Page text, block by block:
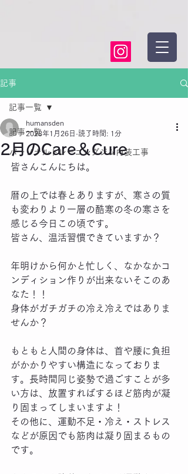
記事
記事一覧
パーソナルトレーニングジム内装工事
記事一覧
2月のCare＆Cure
humansden
2023年1月26日 読了時間: 1分
皆さんこんにちは。
暦の上では春とありますが、寒さの質
も変わりより一層の酷寒の冬の寒さを
感じる今日この頃です。
皆さん、温活習慣できていますか？
年明けから何かと忙しく、なかなかコ
ンディション作りが出来ないそこのあ
なた！！
身体がガチガチの冷え冷えではありま
せんか？
もともと人間の身体は、首や腰に負担
がかかりやすい構造になっておりま
す。長時間同じ姿勢で過ごすことが多
い方は、放置すればするほど筋肉が凝
り固まってしまいますよ！
その他に、運動不足・冷え・ストレス
などが原因でも筋肉は凝り固まるもの
です。